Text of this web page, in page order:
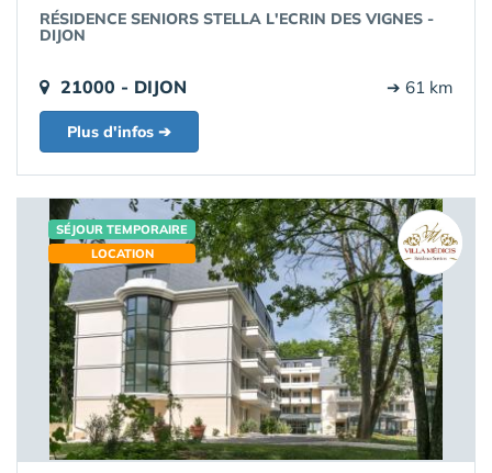
RÉSIDENCE SENIORS STELLA L'ECRIN DES VIGNES -
DIJON
21000 - DIJON ➔ 61 km
Plus d'infos ➔
SÉJOUR TEMPORAIRE
LOCATION